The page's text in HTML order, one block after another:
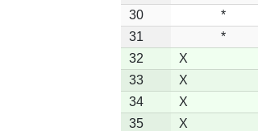
30
*
31
*
32
X
33
X
34
X
35
X